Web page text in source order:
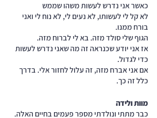
כאשר אני נדרש לעשות משהו שממש
לא קל לי לעשותו, לא נעים לי, לא נוח לי ואני
בורח ממנו.
הגוף שלי סולד מזה. בא לי לברוח מזה.
אז אני יודע שכנראה זה מה שאני נדרש לעשות
כדי לגדול.
אם אני אברח מזה, זה עלול לחזור אלי. בדרך
כלל זה כך.
מוות ולידה
כבר מתתי ונולדתי מספר פעמים בחיים האלה.